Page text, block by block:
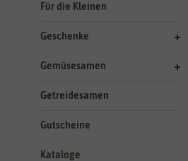
Für die Kleinen
Geschenke
Gemüsesamen
Getreidesamen
Gutscheine
Kataloge